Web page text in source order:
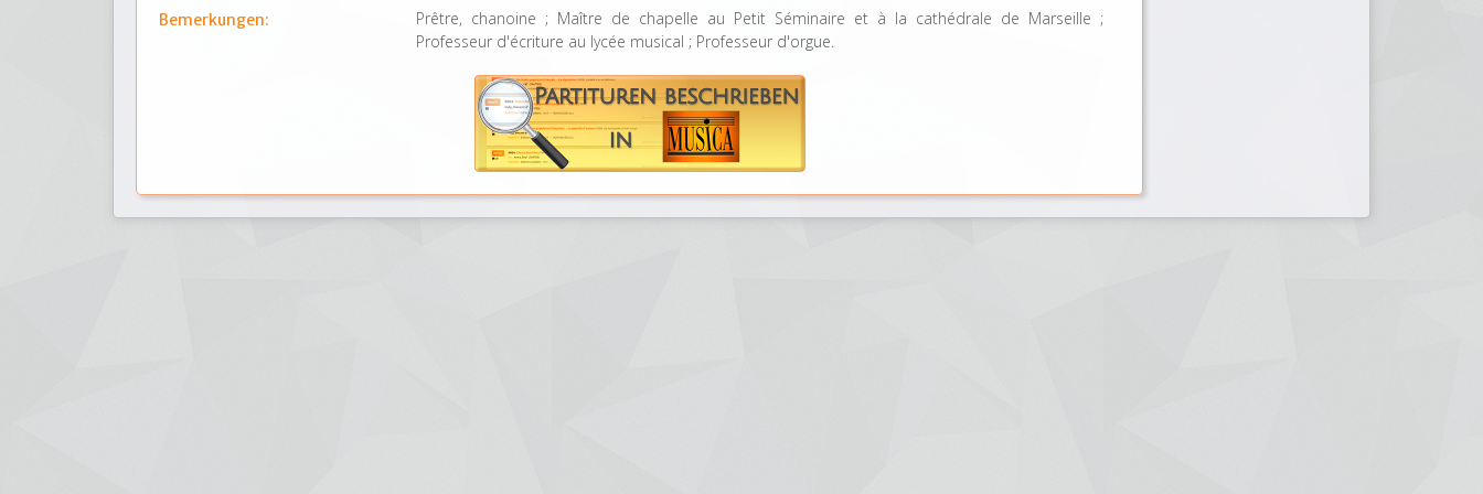
Bemerkungen:
Prêtre, chanoine ; Maître de chapelle au Petit Séminaire et à la cathédrale de Marseille ;
Professeur d'écriture au lycée musical ; Professeur d'orgue.